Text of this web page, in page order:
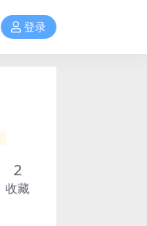
登录
2
收藏